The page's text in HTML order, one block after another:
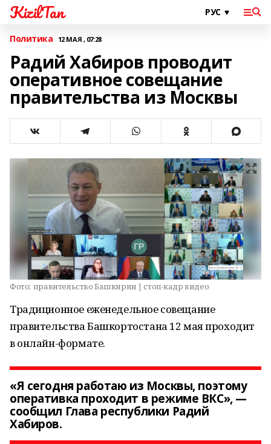
KizilTan
Политика 12 МАЯ , 07:28
Радий Хабиров проводит
оперативное совещание
правительства из Москвы
Фото: правительство Башкирии | стоп-кадр видео
Традиционное еженедельное совещание
правительства Башкортостана 12 мая проходит
в онлайн-формате.
«Я сегодня работаю из Москвы, поэтому
оперативка проходит в режиме ВКС», —
сообщил Глава республики Радий
Хабиров.